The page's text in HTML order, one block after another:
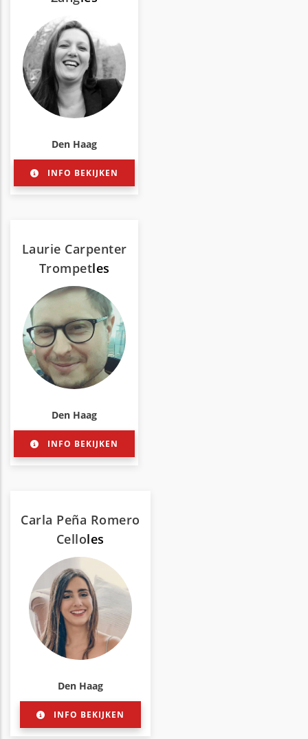
Den Haag
INFO BEKIJKEN
Laurie Carpenter
Trompetles
Den Haag
INFO BEKIJKEN
Carla Peña Romero
Celloles
Den Haag
INFO BEKIJKEN